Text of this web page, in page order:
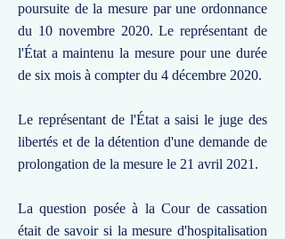
poursuite de la mesure par une ordonnance
du 10 novembre 2020. Le représentant de
l'État a maintenu la mesure pour une durée
de six mois à compter du 4 décembre 2020.
Le représentant de l'État a saisi le juge des
libertés et de la détention d'une demande de
prolongation de la mesure le 21 avril 2021.
La question posée à la Cour de cassation
était de savoir si la mesure d'hospitalisation